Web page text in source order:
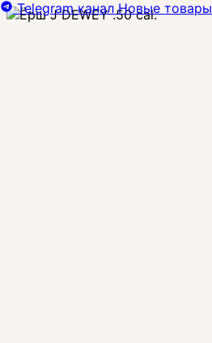
Telegram канал Новые товары